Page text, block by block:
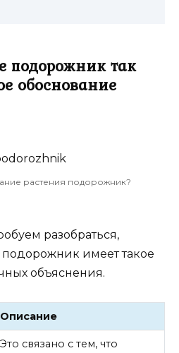
подорожник так
обоснование
растения подорожник?
разобраться,
имеет такое
объяснения.
Описание
Это связано с тем, что